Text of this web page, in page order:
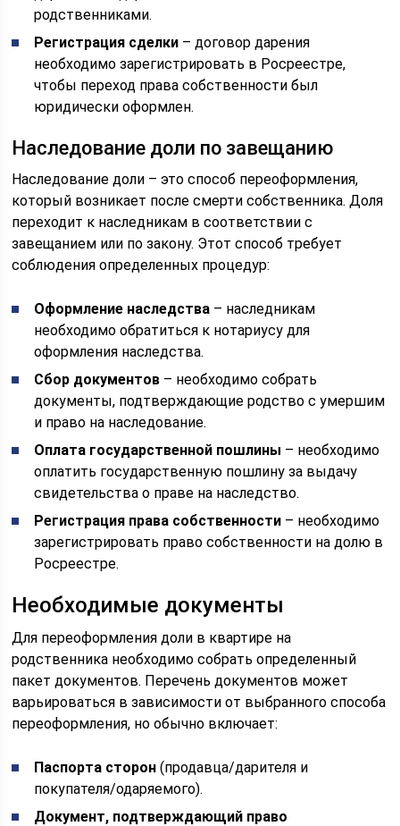
родственниками.
Регистрация сделки – договор дарения
необходимо зарегистрировать в Росреестре,
чтобы переход права собственности был
юридически оформлен.
Наследование доли по завещанию
Наследование доли – это способ переоформления,
который возникает после смерти собственника. Доля
переходит к наследникам в соответствии с
завещанием или по закону. Этот способ требует
соблюдения определенных процедур:
Оформление наследства – наследникам
необходимо обратиться к нотариусу для
оформления наследства.
Сбор документов – необходимо собрать
документы, подтверждающие родство с умершим
и право на наследование.
Оплата государственной пошлины – необходимо
оплатить государственную пошлину за выдачу
свидетельства о праве на наследство.
Регистрация права собственности – необходимо
зарегистрировать право собственности на долю в
Росреестре.
Необходимые документы
Для переоформления доли в квартире на
родственника необходимо собрать определенный
пакет документов. Перечень документов может
варьироваться в зависимости от выбранного способа
переоформления, но обычно включает:
Паспорта сторон (продавца/дарителя и
покупателя/одаряемого).
Документ, подтверждающий право